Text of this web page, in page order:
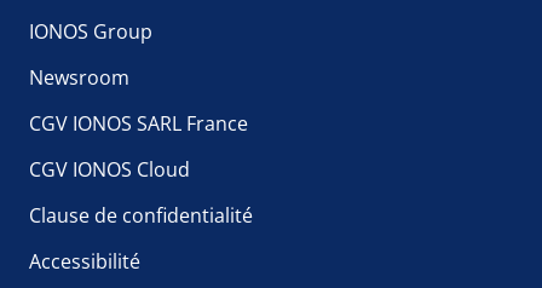
IONOS Group
Newsroom
CGV IONOS SARL France
CGV IONOS Cloud
Clause de confidentialité
Accessibilité